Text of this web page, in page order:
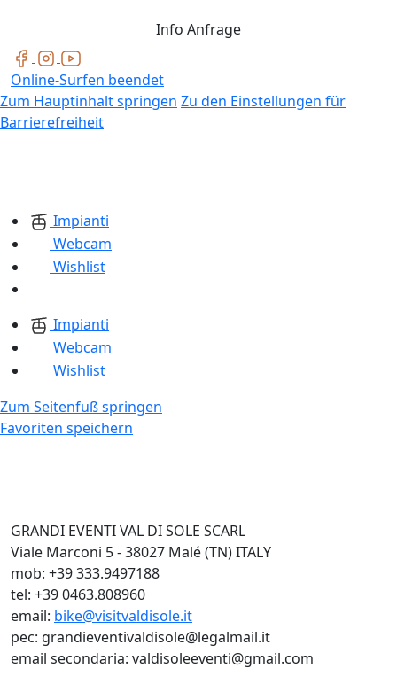
Info Anfrage
Online-Surfen beendet
Zum Hauptinhalt springen Zu den Einstellungen für
Barrierefreiheit
Impianti
Webcam
Wishlist
Impianti
Webcam
Wishlist
Zum Seitenfuß springen
Favoriten speichern
GRANDI EVENTI VAL DI SOLE SCARL
Viale Marconi 5 - 38027 Malé (TN) ITALY
mob: +39 333.9497188
tel: +39 0463.808960
email: bike@visitvaldisole.it
pec: grandieventivaldisole@legalmail.it
email secondaria: valdisoleeventi@gmail.com